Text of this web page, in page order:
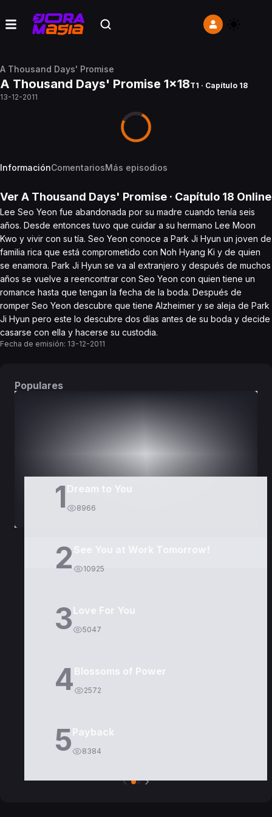
A Thousand Days' Promise
A Thousand Days' Promise 1x18T1 · Capítulo 18
13-12-2011
InformaciónComentariosMás episodios
Ver A Thousand Days' Promise · Capítulo 18 Online
Lee Seo Yeon fue abandonada por su madre cuando tenía seis
años. Desde entonces tuvo que cuidar a su hermano Lee Moon
Kwo y vivir con su tía. Seo Yeon conoce a Park Ji Hyun un joven de
familia rica que está comprometido con Noh Hyang Ki y de quien
se enamora. Park Ji Hyun se va al extranjero y después de muchos
años se vuelve a reencontrar con Seo Yeon con quien tiene un
romance hasta que tengan la fecha de la boda. Después de
romper Seo Yeon descubre que tiene Alzheimer y se aleja de Park
Ji Hyun pero este lo descubre dos días antes de su boda y decide
casarse con ella y hacerse su custodia.
Fecha de emisión: 13-12-2011
Populares
1 Dream to You
8966
2 10925
3Love For You
5047
4Blossoms of Power
2572
5Payback
8384